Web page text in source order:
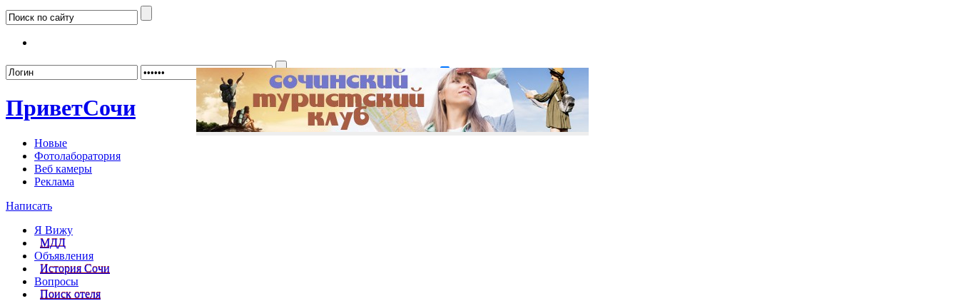
Забыли пароль? Регистрация
ПриветСочи
Новые
Фотолаборатория
Веб камеры
Реклама
Написать
Я Вижу
МДД
Объявления
История Сочи
Вопросы
Поиск отеля